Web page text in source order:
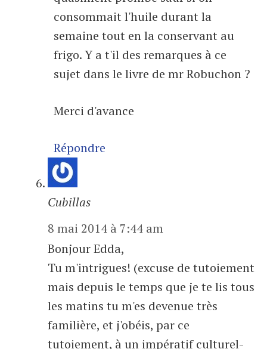
consommait l'huile durant la
semaine tout en la conservant au
frigo. Y a t'il des remarques à ce
sujet dans le livre de mr Robuchon ?
Merci d'avance
Répondre
Cubillas
8 mai 2014 à 7:44 am
Bonjour Edda,
Tu m'intrigues! (excuse de tutoiement
mais depuis le temps que je te lis tous
les matins tu m'es devenue très
familière, et j'obéis, par ce
tutoiement, à un impératif culturel-